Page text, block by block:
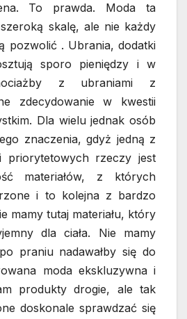
To prawda. Moda ta
skalę, ale nie każdy
pozwolić . Ubrania, dodatki
sporo pieniędzy i w
z ubraniami z
zdecydowanie w kwestii
Dla wielu jednak osób
znaczenia, gdyż jedną z
priorytetowych rzeczy jest
materiałów, z których
i to kolejna z bardzo
mamy tutaj materiału, który
dla ciała. Nie mamy
praniu nadawałby się do
moda ekskluzywna i
produkty drogie, ale tak
doskonale sprawdzać się